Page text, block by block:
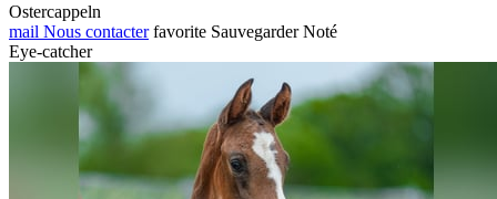
Ostercappeln
mail Nous contacter favorite Sauvegarder Noté
Eye-catcher